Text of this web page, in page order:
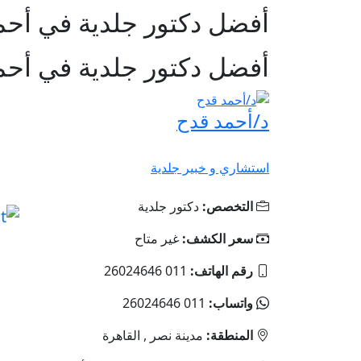
أفضل دكتور جلدية في
أفضل دكتور جلدية في
د/أحمد قدح
استشاري و خبير جلدية
التخصص: دكتور جلدية
سعر الكشف: غير متاح
رقم الهاتف: 011 26024646
واتساب: 011 26024646
المنطقة: مدينة نصر , القاهرة